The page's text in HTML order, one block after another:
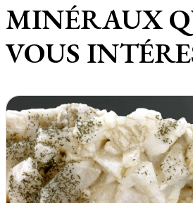
MINÉRAUX
VOUS